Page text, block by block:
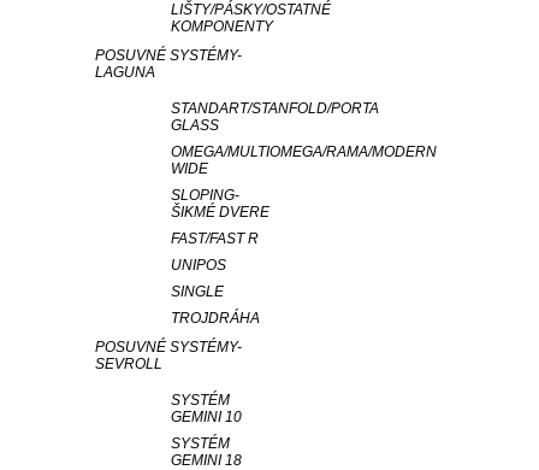
LIŠTY/PÁSKY/OSTATNÉ
KOMPONENTY
POSUVNÉ SYSTÉMY-
LAGUNA
STANDART/STANFOLD/PORTA
GLASS
OMEGA/MULTIOMEGA/RAMA/MODERN
WIDE
SLOPING-
ŠIKMÉ DVERE
FAST/FAST R
UNIPOS
SINGLE
TROJDRÁHA
POSUVNÉ SYSTÉMY-
SEVROLL
SYSTÉM
GEMINI 10
SYSTÉM
GEMINI 18